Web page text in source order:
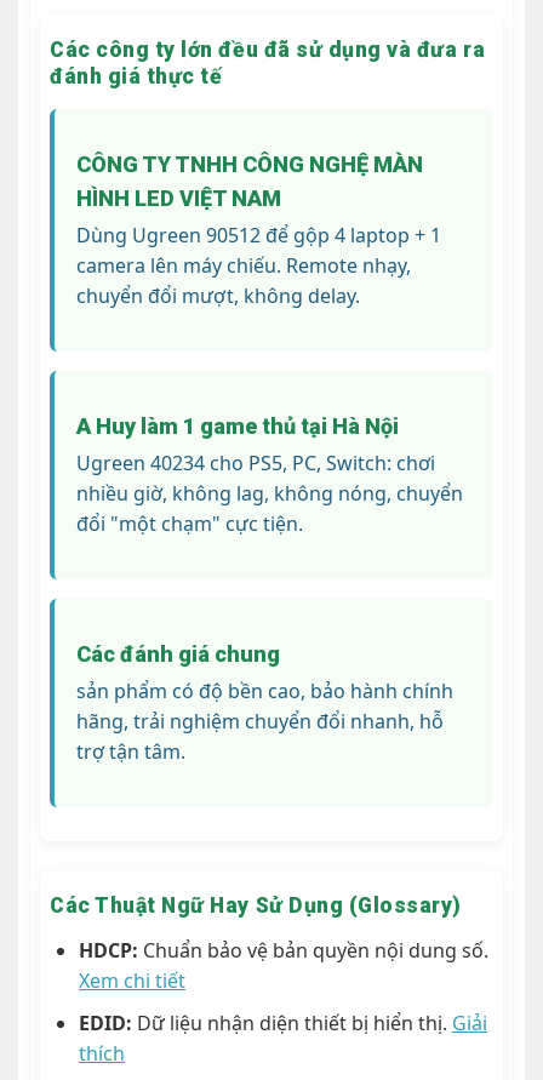
Các công ty lớn đều đã sử dụng và đưa ra
đánh giá thực tế
CÔNG TY TNHH CÔNG NGHỆ MÀN
HÌNH LED VIỆT NAM
Dùng Ugreen 90512 để gộp 4 laptop + 1
camera lên máy chiếu. Remote nhạy,
chuyển đổi mượt, không delay.
A Huy làm 1 game thủ tại Hà Nội
Ugreen 40234 cho PS5, PC, Switch: chơi
nhiều giờ, không lag, không nóng, chuyển
đổi "một chạm" cực tiện.
Các đánh giá chung
sản phẩm có độ bền cao, bảo hành chính
hãng, trải nghiệm chuyển đổi nhanh, hỗ
trợ tận tâm.
Các Thuật Ngữ Hay Sử Dụng (Glossary)
HDCP: Chuẩn bảo vệ bản quyền nội dung số.
Xem chi tiết
EDID: Dữ liệu nhận diện thiết bị hiển thị. Giải
thích